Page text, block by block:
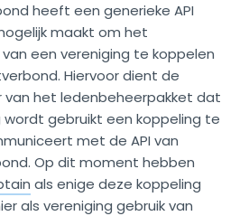
heeft een generieke API
maakt om het
een vereniging te koppelen
Hiervoor dient de
het ledenbeheerpakket dat
gebruikt een koppeling te
met de API van
Op dit moment hebben
als enige deze koppeling
als vereniging gebruik van